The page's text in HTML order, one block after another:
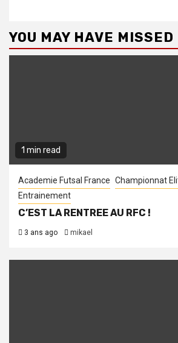
YOU MAY HAVE MISSED
1 min read
Academie Futsal France Championnat
Entrainement
C’EST LA RENTREE AU RFC !
3 ans ago mikael